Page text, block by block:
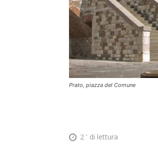
Prato, piazza del Comune
2 ' di lettura